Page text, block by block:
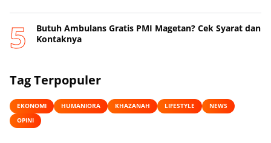
Butuh Ambulans Gratis PMI Magetan? Cek Syarat dan
Kontaknya
Tag Terpopuler
EKONOMI HUMANIORA KHAZANAH LIFESTYLE
NEWS
OPINI